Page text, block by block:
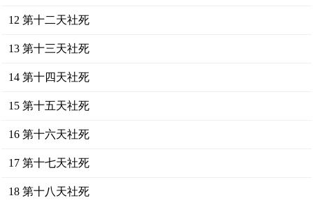
12 第十二天社死
13 第十三天社死
14 第十四天社死
15 第十五天社死
16 第十六天社死
17 第十七天社死
18 第十八天社死